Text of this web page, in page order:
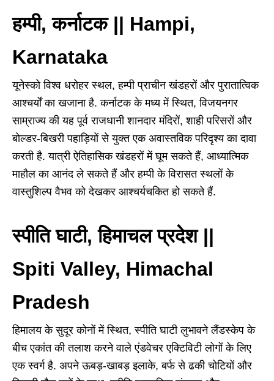
हम्पी, कर्नाटक || Hampi,
Karnataka
यूनेस्को विश्व धरोहर स्थल, हम्पी प्राचीन खंडहरों और पुरातात्विक
आश्चर्यों का खजाना है. कर्नाटक के मध्य में स्थित, विजयनगर
साम्राज्य की यह पूर्व राजधानी शानदार मंदिरों, शाही परिसरों और
बोल्डर-बिखरी पहाड़ियों से युक्त एक अवास्तविक परिदृश्य का दावा
करती है. यात्री ऐतिहासिक खंडहरों में घूम सकते हैं, आध्यात्मिक
माहौल का आनंद ले सकते हैं और हम्पी के विरासत स्थलों के
वास्तुशिल्प वैभव को देखकर आश्चर्यचकित हो सकते हैं.
स्पीति घाटी, हिमाचल प्रदेश ||
Spiti Valley, Himachal
Pradesh
हिमालय के सुदूर कोनों में स्थित, स्पीति घाटी लुभावने लैंडस्केप के
बीच एकांत की तलाश करने वाले एंडवेचर एक्टिविटी लोगों के लिए
एक स्वर्ग है. अपने ऊबड़-खाबड़ इलाके, बर्फ से ढकी चोटियों और